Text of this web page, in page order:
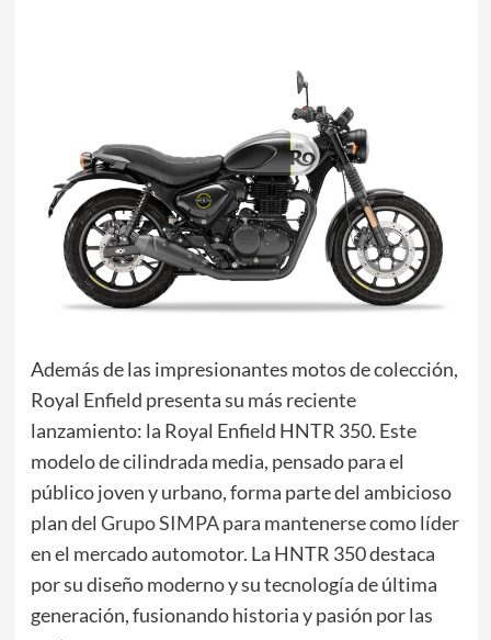
Además de las impresionantes motos de colección,
Royal Enfield presenta su más reciente
lanzamiento: la Royal Enfield HNTR 350. Este
modelo de cilindrada media, pensado para el
público joven y urbano, forma parte del ambicioso
plan del Grupo SIMPApara mantenerse como líder
en el mercado automotor. La HNTR 350 destaca
por su diseño moderno y su tecnología de última
generación, fusionando historia y pasión por las